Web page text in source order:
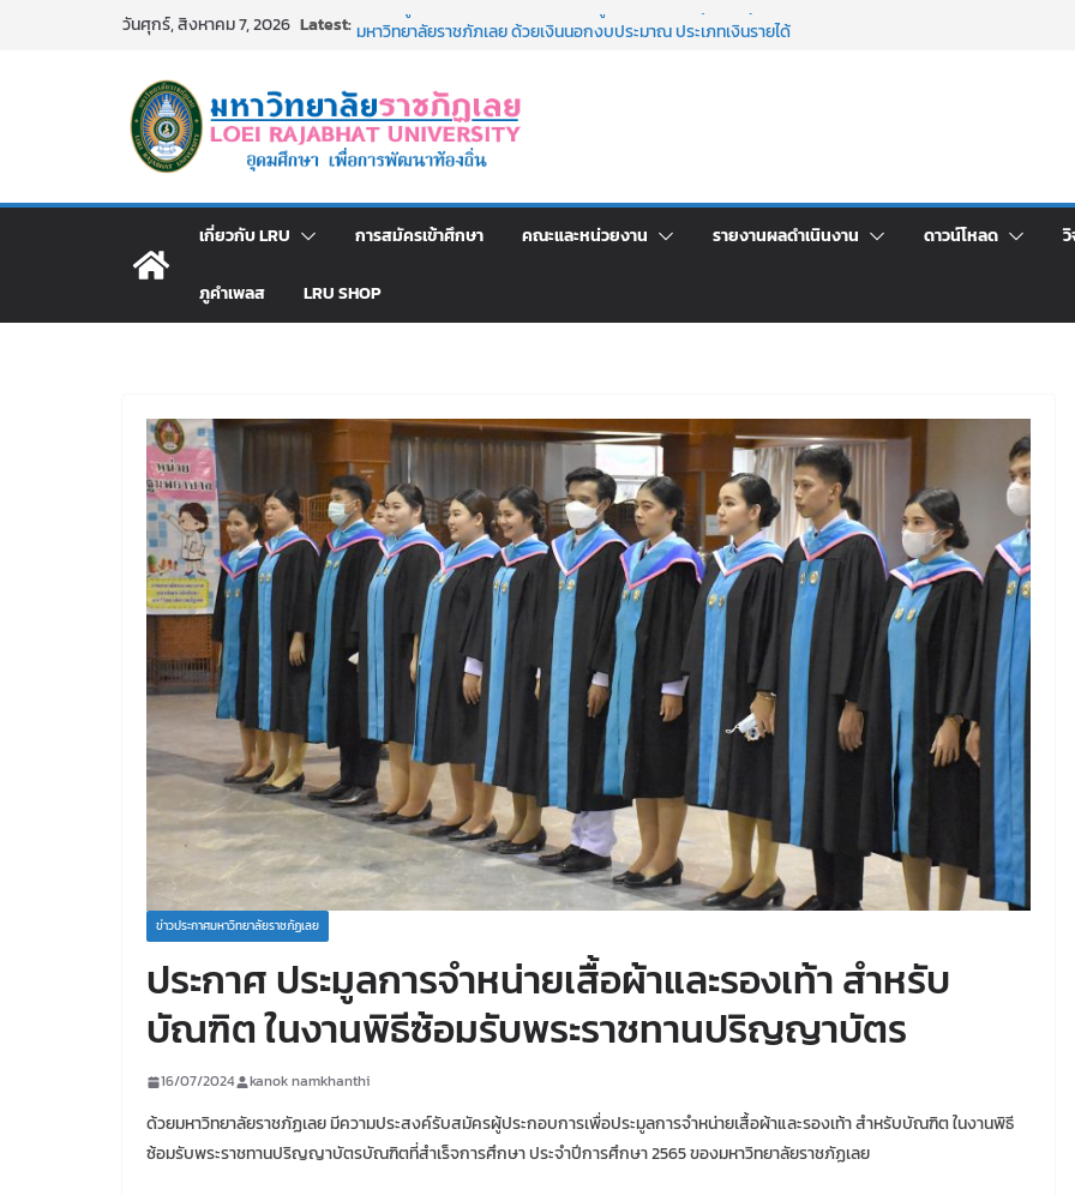
วันศุกร์, สิงหาคม 7, 2026 Latest:รายชื่อผู้ผ่านการสอบแข่งขันเพื่อเป็นลูกจ้างชั่วคราว (รายวัน) สังกัด
สังกัดมหาวิทยาลัยราชภัฏเลย ครั้งที่ 2/2569
อธิการบดี มรภ.เลย ร่วมประชุมชี้แจงกับคณะอนุกรรมาธิการ ประจำ
ปีงบประมาณ พ.ศ. 2570
ประกาศผู้ชนะการเสนอราคา จ้างทำปกปริญญาบัตร จำนวน ๑,๙๗๒ ชุด
ม.ราชภัฏเลย จัดกิจกรรมจิตอาสาบำเพ็ญสาธารณประโยชน์ และบำเพ็ญ
สาธารณกุศล 69
เกี่ยวกับ LRU การสมัครเข้าศึกษา คณะและหน่วยงาน รายงานผลดำเนินงาน ดาวน์โหลด
ภูคำเพลส LRU SHOP
ข่าวประกาศมหาวิทยาลัยราชภัฏเลย
ประกาศ ประมูลการจำหน่ายเสื้อผ้าและรองเท้า สำหรับ
บัณฑิต ในงานพิธีซ้อมรับพระราชทานปริญญาบัตร
16/07/2024 kanok namkhanthi
ด้วยมหาวิทยาลัยราชภัฏเลย มีความประสงค์รับสมัครผู้ประกอบการเพื่อประมูลการจำหน่ายเสื้อผ้าและรองเท้า สำหรับบัณฑิต ในงานพิธี
ซ้อมรับพระราชทานปริญญาบัตรบัณฑิตที่สำเร็จการศึกษา ประจำปีการศึกษา 2565 ของมหาวิทยาลัยราชภัฏเลย